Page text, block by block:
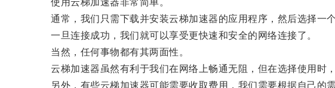
使用云梯加速器非常简单。
通常，我们只需下载并安装云梯加速器的应用程序，然后选择一个
一旦连接成功，我们就可以享受更快速和安全的网络连接了。
当然，任何事物都有其两面性。
云梯加速器虽然有利于我们在网络上畅通无阻，但在选择使用时
另外，有些云梯加速器可能需要收取费用，我们需要根据自己的需